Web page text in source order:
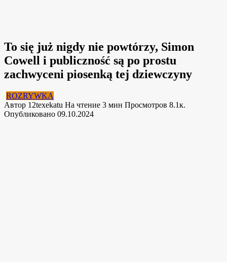
To się już nigdy nie powtórzy, Simon
Cowell i publiczność są po prostu
zachwyceni piosenką tej dziewczyny
ROZRYWKA
Автор 12texekatu На чтение 3 мин Просмотров 8.1к.
Опубликовано 09.10.2024